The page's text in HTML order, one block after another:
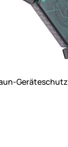
Geräteschutz